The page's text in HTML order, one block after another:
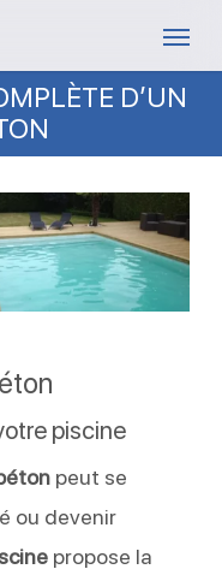
D’UN
piscine
peut se
ou devenir
propose la